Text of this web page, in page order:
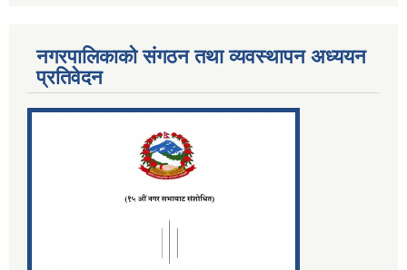
नगरपालिकाको संगठन तथा व्यवस्थापन अध्ययन
प्रतिवेदन